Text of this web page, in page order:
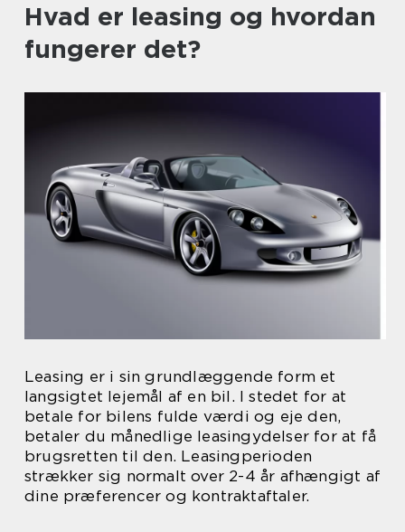
Hvad er leasing og hvordan
fungerer det?
Leasing er i sin grundlæggende form et
langsigtet lejemål af en bil. I stedet for at
betale for bilens fulde værdi og eje den,
betaler du månedlige leasingydelser for at få
brugsretten til den. Leasingperioden
strækker sig normalt over 2-4 år afhængigt af
dine præferencer og kontraktaftaler.